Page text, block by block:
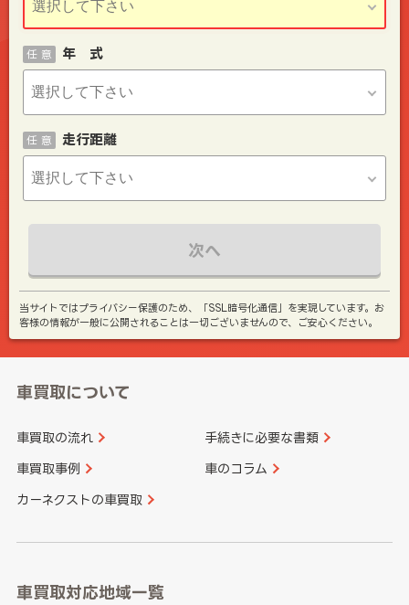
年 式
任 意
走行距離
任 意
次へ
当サイトではプライバシー保護のため、「SSL暗号化通信」を実現しています。お
客様の情報が一般に公開されることは一切ございませんので、ご安心ください。
車買取について
車買取の流れ 手続きに必要な書類
車買取事例 車のコラム
カーネクストの車買取
車買取対応地域一覧